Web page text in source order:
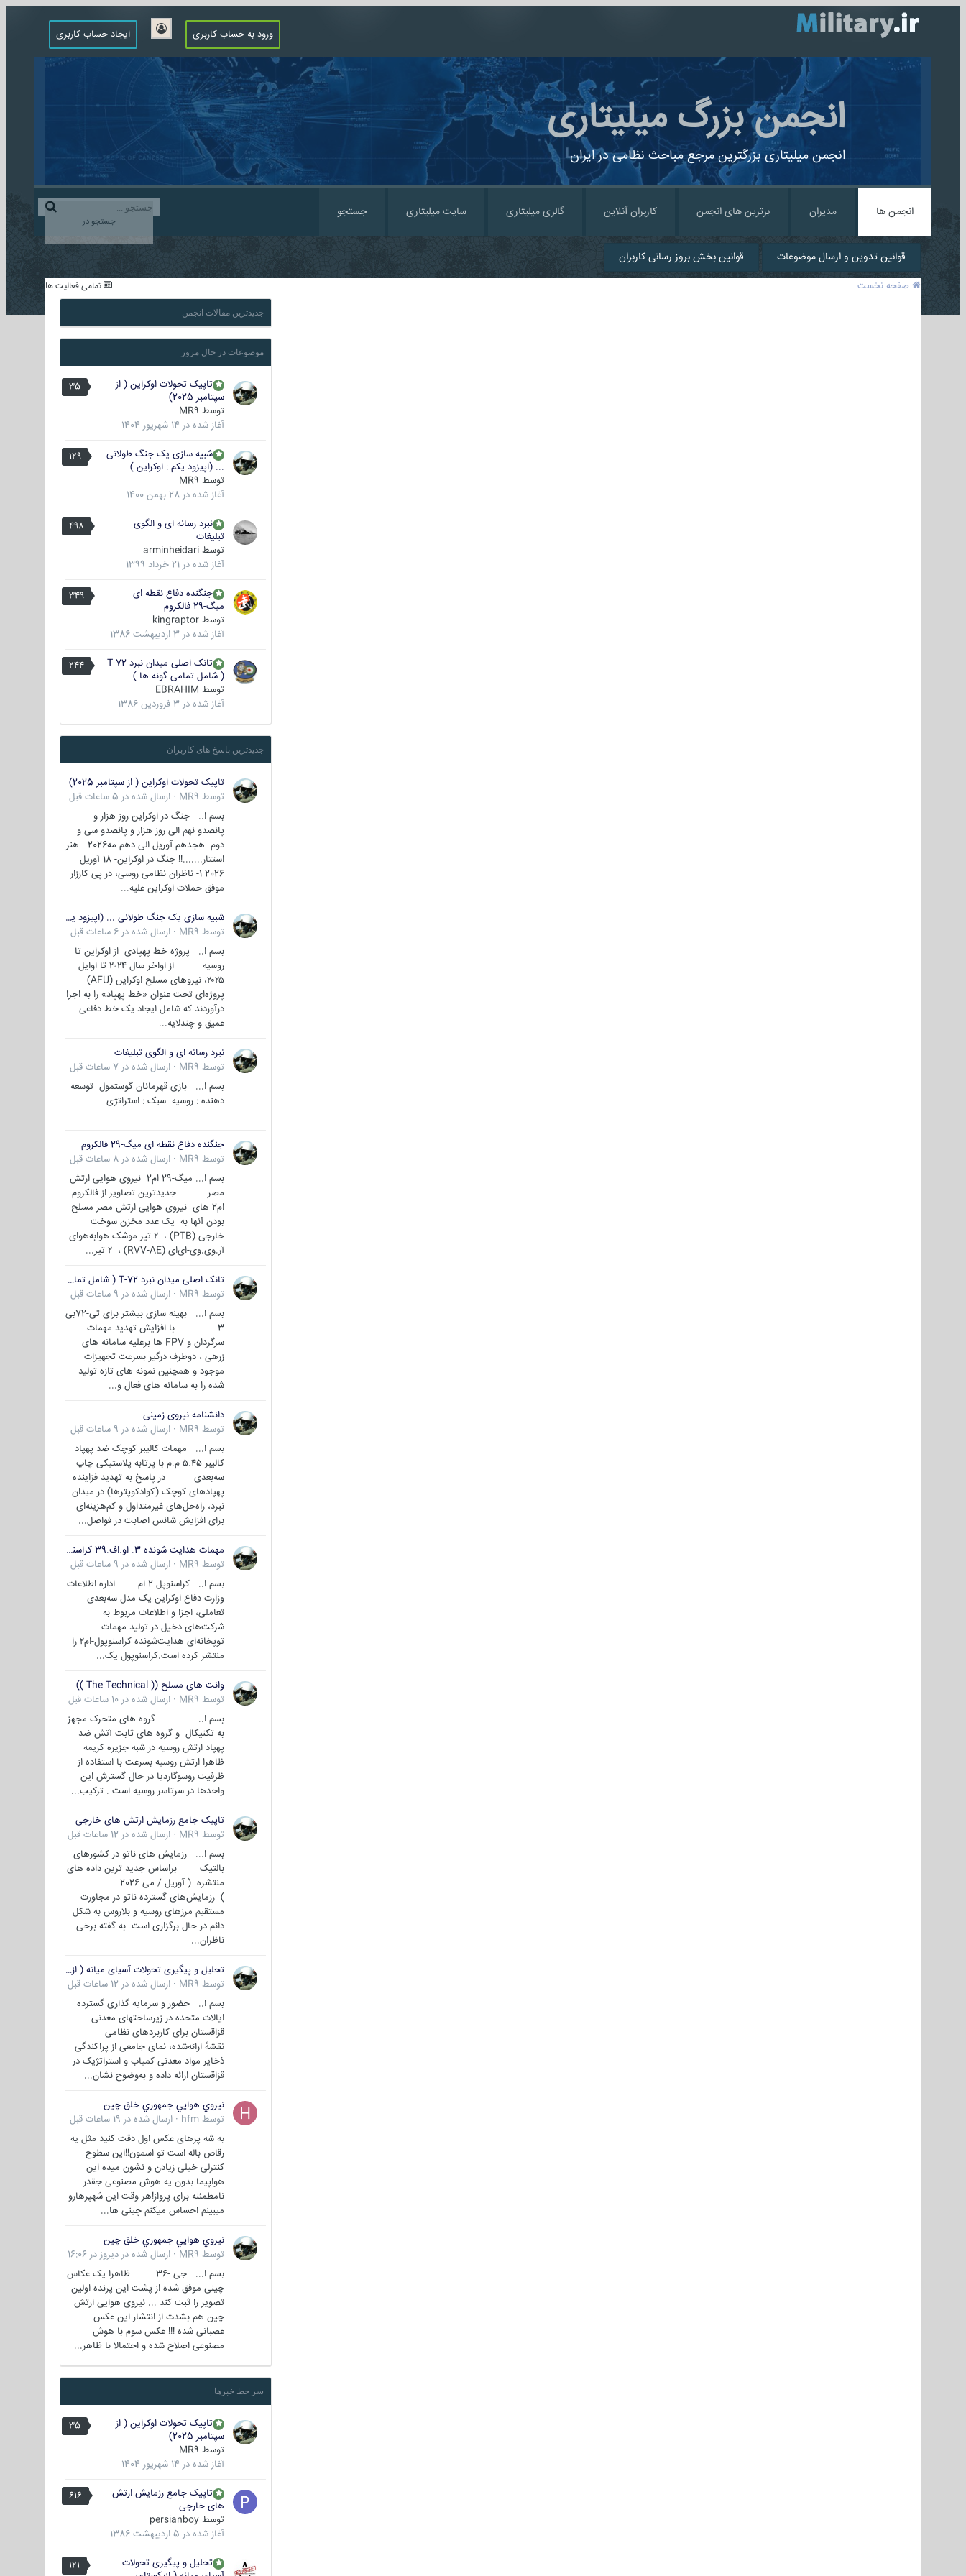
ورود به حساب کاربری ایجاد حساب کاربری
انجمن بزرگ میلیتاری
انجمن میلیتاری بزرگترین مرجع مباحث نظامی در ایران
جستجو در
انجمن ها مدیران برترین های انجمن کاربران آنلاین گالری میلیتاری سایت میلیتاری جستجو
قوانین تدوین و ارسال موضوعات قوانین بخش بروز رسانی کاربران
تمامی فعالیت ها صفحه نخست
جدیدترین مقالات انجمن
موضوعات در حال مرور
35
تاپیک تحولات اوکراین ( از
سپتامبر 2025)
توسط MR9
آغاز شده در 14 شهریور 1404
129
شبیه سازی یک جنگ طولانی
... (اپیزود یکم : اوکراین )
توسط MR9
آغاز شده در 28 بهمن 1400
498
نبرد رسانه ای و الگوی
تبلیغات
توسط arminheidari
آغاز شده در 21 خرداد 1399
349
جنگنده دفاع نقطه ای
میگ-29 فالکروم
توسط kingraptor
آغاز شده در 3 اردیبهشت 1386
244
تانک اصلی میدان نبرد T-72
( شامل تمامی گونه ها )
توسط EBRAHIM
آغاز شده در 3 فروردین 1386
جدیدترین پاسخ های کاربران
تاپیک تحولات اوکراین ( از سپتامبر 2025)
توسط MR9
· ارسال شده در 5 ساعات قبل
بسم ا.. جنگ در اوکراین روز هزار و
پانصدو نهم الی روز هزار و پانصدو سی و
دوم هجدهم آوریل الی دهم مه2026 هنر
استتار.......!! جنگ در اوکراین- 18 آوریل
2026 1- ناظران نظامی روسی، در پی کارزار
موفق حملات اوکراین علیه...
شبیه سازی یک جنگ طولانی ... (اپیزود یکم : اوکراین )
توسط MR9
· ارسال شده در 6 ساعات قبل
بسم ا.. پروژه خط پهپادی از اوکراین تا
روسیه از اواخر سال ۲۰۲۴ تا اوایل
۲۰۲۵، نیروهای مسلح اوکراین (AFU)
پروژه‌ای تحت عنوان «خط پهپاد» را به اجرا
درآوردند که شامل ایجاد یک خط دفاعی
عمیق و چندلایه...
نبرد رسانه ای و الگوی تبلیغات
توسط MR9
· ارسال شده در 7 ساعات قبل
بسم ا... بازی قهرمانان گوستمول توسعه
دهنده : روسیه سبک : استراتژی
جنگنده دفاع نقطه ای میگ-29 فالکروم
توسط MR9
· ارسال شده در 8 ساعات قبل
بسم ا... میگ-29 ام2 نیروی هوایی ارتش
مصر جدیدترین تصاویر از فالکروم
ام2 های نیروی هوایی ارتش مصر مسلح
بودن آنها به یک عدد مخزن سوخت
خارجی (PTB) ، ۲ تیر موشک هوابه‌هوای
آر.وی.وی-ای‌ای (RVV-AE) ، ۲ تیر...
تانک اصلی میدان نبرد T-72 ( شامل تمامی گونه ها )
توسط MR9
· ارسال شده در 9 ساعات قبل
بسم ا... بهینه سازی بیشتر برای تی-72بی
3 با افزایش تهدید مهمات
سرگردان و FPV ها برعلیه سامانه های
زرهی ، دوطرف درگیر بسرعت تجهیزات
موجود و همچنین نمونه های تازه تولید
شده را به سامانه های فعال و...
دانشنامه نیروی زمینی
توسط MR9
· ارسال شده در 9 ساعات قبل
بسم ا... مهمات کالیبر کوچک ضد پهپاد
کالیبر ۵.۴۵ م.م با پرتابه پلاستیکی چاپ
سه‌بعدی در پاسخ به تهدید فزاینده
پهپادهای کوچک (کوادکوپترها) در میدان
نبرد، راه‌حل‌های غیرمتداول و کم‌هزینه‌ای
برای افزایش شانس اصابت در فواصل...
مهمات هدایت شونده 3. او.اف.39 کراسنوپل/بصیر( Krasnopol 3OF39 )
توسط MR9
· ارسال شده در 9 ساعات قبل
بسم ا.. کراسنوپل 2 ام اداره اطلاعات
وزارت دفاع اوکراین یک مدل سه‌بعدی
تعاملی، اجزا و اطلاعات مربوط به
شرکت‌های دخیل در تولید مهمات
توپخانه‌ای هدایت‌شونده کراسنوپول-ام۲ را
منتشر کرده است.کراسنوپول یک...
وانت های مسلح (( The Technical ))
توسط MR9
· ارسال شده در 10 ساعات قبل
بسم ا.. گروه های متحرک مجهز
به تکنیکال و گروه های ثابت آتش ضد
پهپاد ارتش روسیه در شبه جزیره کریمه
ظاهرا ارتش روسیه بسرعت با استفاده از
ظرفیت روسوگاردیا در حال گسترش این
واحدها در سرتاسر روسیه است . ترکیب...
تاپیک جامع رزمایش ارتش های خارجی
توسط MR9
· ارسال شده در 12 ساعات قبل
بسم ا... رزمایش های ناتو در کشورهای
بالتیک براساس جدید ترین داده های
منتشره ( آوریل / می 2026
) رزمایش‌های گسترده ناتو در مجاورت
مستقیم مرزهای روسیه و بلاروس به شکل
دائم در حال برگزاری است به گفته برخی
ناظران...
تحلیل و پیگیری تحولات آسیای میانه ( ازبکستان، تاجیکستان، ترکمنستان، قزاقستان و قرقیزستان )
توسط MR9
· ارسال شده در 12 ساعات قبل
بسم ا.. حضور و سرمایه گذاری گسترده
ایالات متحده در زیرساختهای معدنی
قزاقستان برای کاربردهای نظامی
نقشهٔ ارائه‌شده، نمای جامعی از پراکندگی
ذخایر مواد معدنی کمیاب و استراتژیک در
قزاقستان ارائه داده و به‌وضوح نشان...
نيروي هوايي جمهوري خلق چين
توسط hfm
· ارسال شده در 19 ساعات قبل
به شه پرهای عکس اول دقت کنید مثل یه
رقاص باله است تو اسمون!!این سطوح
کنترلی خیلی زیادن و نشون میده این
هواپیما بدون یه هوش مصنوعی جقدر
نامطمئنه برای پرواز!هر وقت این شهپرهارو
میبینم احساس میکنم چینی ها...
نيروي هوايي جمهوري خلق چين
توسط MR9
· ارسال شده در دیروز در 16:06
بسم ا... جی -36 ظاهرا یک عکاس
چینی موفق شده از پشت این پرنده اولین
تصویر را ثبت کند ... نیروی هوایی ارتش
چین هم بشدت از انتشار این عکس
عصبانی شده !!! عکس سوم با هوش
مصنوعی اصلاح شده و احتمالا با ظاهر...
سر خط خبرها
35
تاپیک تحولات اوکراین ( از
سپتامبر 2025)
توسط MR9
آغاز شده در 14 شهریور 1404
616
تاپیک جامع رزمایش ارتش
های خارجی
توسط persianboy
آغاز شده در 5 اردیبهشت 1386
121
تحلیل و پیگیری تحولات